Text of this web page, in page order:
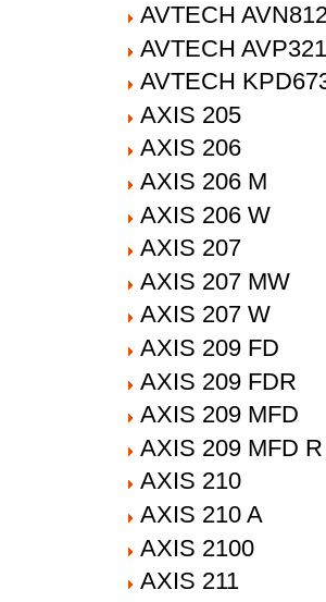
AVTECH
AVTECH AVP321
AVTECH
AXIS 205
AXIS 206
AXIS 206 M
AXIS 206 W
AXIS 207
AXIS 207 MW
AXIS 207 W
AXIS 209 FD
AXIS 209 FDR
AXIS 209 MFD
AXIS 209 MFD R
AXIS 210
AXIS 210 A
AXIS 2100
AXIS 211